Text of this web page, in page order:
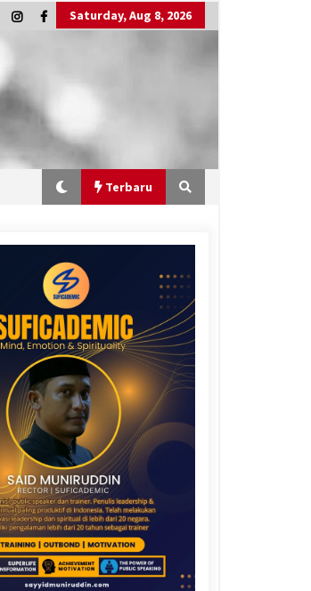
Saturday, Aug 8, 2026
Terbaru
“One Piece”, Cara Barat Mengejar
2 months ago
“Allahukrasi”: The Power of
Management!
3 months ago
Said Muniruddin Latih Mental dan
Spiritual 80 Siswa YPHC
3 months ago
Eksistensi Iran dalam Tiga Ayat:
Memahami Aliansi Yahudi dan
Kristen dalam Dinamika Nubuwwat
4 months ago